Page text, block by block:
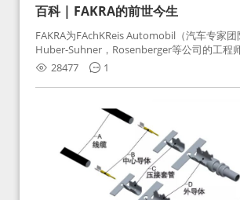
百科 | FAKRA的前世今生
FAKRA为FAchKReis Automobil（汽车专家团
Huber-Suhner，Rosenberger等公司的工程
Huber-Suhner相关连接器业务及技术在2010
Rosenberger）缩写。起初为BMW需求用于
接，如今FAKRA已成为汽车行业通用标准的
28477 1